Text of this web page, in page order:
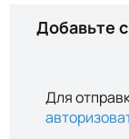
Добавьте
Для